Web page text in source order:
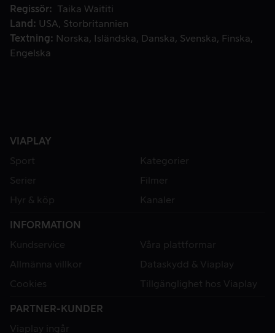
Regissör
Taika Waititi
Land
USA
Storbritannien
Textning
Norska Isländska Danska Svenska
Finska
Engelska
VIAPLAY
Sport
Kategorier
Serier
Filmer
Hyr & köp
Kanaler
INFORMATION
Kundservice
Våra plattformar
Allmänna villkor
Dataskydd & Viaplay
Cookies
Tillgänglighet hos Viaplay
PARTNER-KUNDER
Viaplay ingår